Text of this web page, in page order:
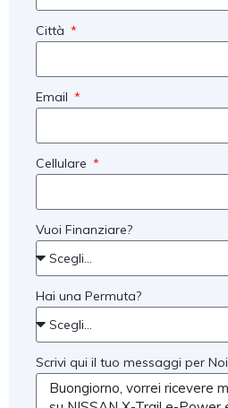
Città
Email
Cellulare
Vuoi Finanziare?
Hai una Permuta?
Scrivi qui il tuo messaggi per Noi